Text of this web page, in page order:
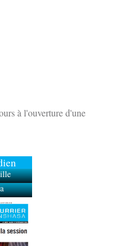
à l'ouverture d'une